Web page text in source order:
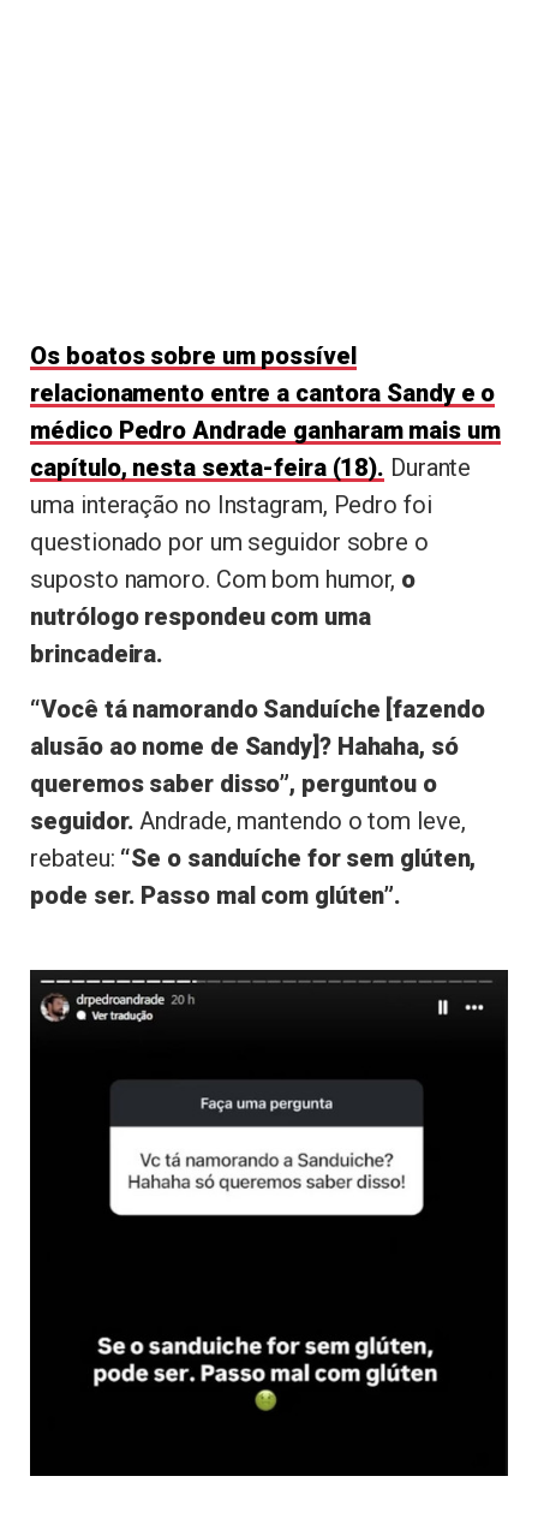
Os boatos sobre um possível
relacionamento entre a cantora Sandy e o
médico Pedro Andrade ganharam mais um
capítulo, nesta sexta-feira (18). Durante
uma interação no Instagram, Pedro foi
questionado por um seguidor sobre o
suposto namoro. Com bom humor, o
nutrólogo respondeu com uma
brincadeira.
“Você tá namorando Sanduíche [fazendo
alusão ao nome de Sandy]? Hahaha, só
queremos saber disso”, perguntou o
seguidor. Andrade, mantendo o tom leve,
rebateu: “Se o sanduíche for sem glúten,
pode ser. Passo mal com glúten”.